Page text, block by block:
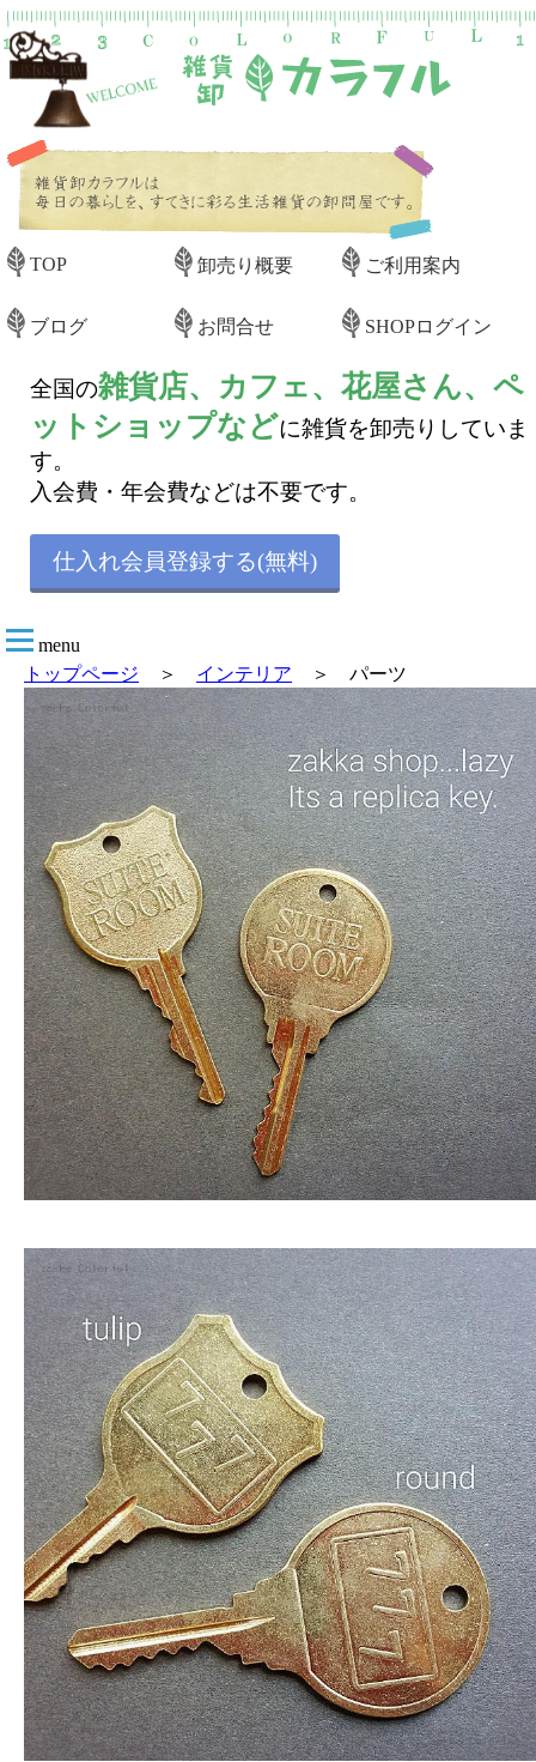
TOP 卸売り概要 ご利用案内
ブログ お問合せ SHOPログイン
全国の雑貨店、カフェ、花屋さん、ペ
ットショップなどに雑貨を卸売りしていま
す。
入会費・年会費などは不要です。
仕入れ会員登録する(無料)
menu
トップページ ＞ インテリア ＞ パーツ